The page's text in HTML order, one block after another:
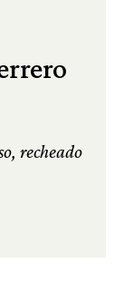
recheado